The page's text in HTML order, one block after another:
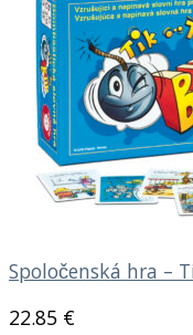
Spoločenská hra –
22.85 €